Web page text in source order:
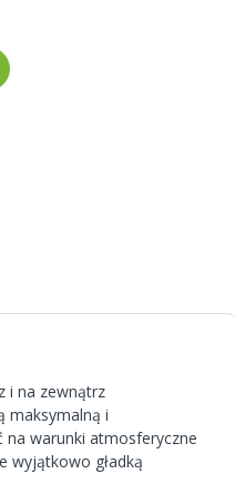
i na zewnątrz
maksymalną i
na warunki atmosferyczne
wyjątkowo gładką